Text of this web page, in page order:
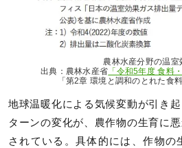
農林⽔産分野の温室効
出典：農林水産省 「令和5年度 食料
「第2章 環境と調和のとれた食
地球温暖化による気候変動が引き
ターンの変化が、農作物の生育に
されている。具体的には、作物の